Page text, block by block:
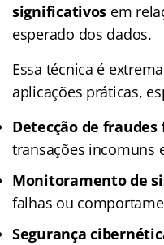
significativos em
esperado dos dados.
Essa técnica é
aplicações práticas,
Detecção de
transações incomuns
Monitoramento de
falhas ou
Segurança